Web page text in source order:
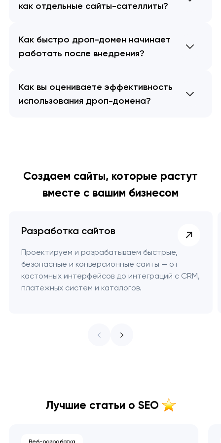
как отдельные сайты-сателлиты?
Как быстро дроп-домен начинает
работать после внедрения?
Как вы оцениваете эффективность
использования дроп-домена?
Создаем сайты, которые растут
вместе с вашим бизнесом
Разработка сайтов
Проектируем и разрабатываем быстрые,
безопасные и конверсионные сайты — от
кастомных интерфейсов до интеграций с CRM,
платежных систем и каталогов.
Лучшие статьи о SEO
Веб-разработка